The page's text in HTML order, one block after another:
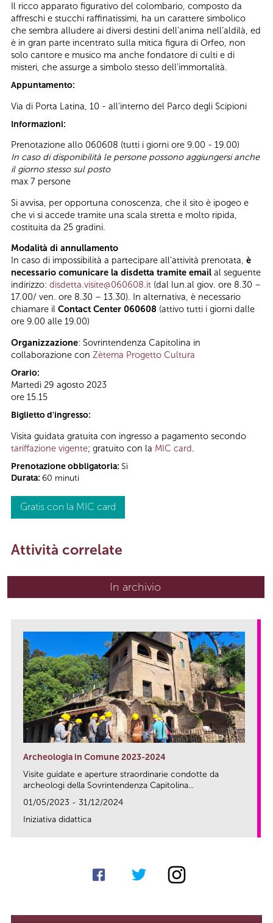
Il ricco apparato figurativo del colombario, composto da
affreschi e stucchi raffinatissimi, ha un carattere simbolico
che sembra alludere ai diversi destini dell’anima nell’aldilà, ed
è in gran parte incentrato sulla mitica figura di Orfeo, non
solo cantore e musico ma anche fondatore di culti e di
misteri, che assurge a simbolo stesso dell’immortalità.
Appuntamento:
Via di Porta Latina, 10 - all'interno del Parco degli Scipioni
Informazioni:
Prenotazione allo 060608 (tutti i giorni ore 9.00 - 19.00)
In caso di disponibilità le persone possono aggiungersi anche
il giorno stesso sul posto
max 7 persone
Si avvisa, per opportuna conoscenza, che il sito è ipogeo e
che vi si accede tramite una scala stretta e molto ripida,
costituita da 25 gradini.
Modalità di annullamento
In caso di impossibilità a partecipare all’attività prenotata, è
necessario comunicare la disdetta tramite email al seguente
indirizzo: disdetta.visite@060608.it (dal lun.al giov. ore 8.30 –
17.00/ ven. ore 8.30 – 13.30). In alternativa, è necessario
chiamare il Contact Center 060608 (attivo tutti i giorni dalle
ore 9.00 alle 19.00)
Organizzazione: Sovrintendenza Capitolina in
collaborazione con Zètema Progetto Cultura
Orario:
Martedì 29 agosto 2023
ore 15.15
Biglietto d'ingresso:
Visita guidata gratuita con ingresso a pagamento secondo
tariffazione vigente; gratuito con la MIC card.
Prenotazione obbligatoria: Sì
Durata: 60 minuti
Gratis con la MIC card
Attività correlate
In archivio
Archeologia in Comune 2023-2024
Visite guidate e aperture straordinarie condotte da
archeologi della Sovrintendenza Capitolina...
01/05/2023 - 31/12/2024
Iniziativa didattica